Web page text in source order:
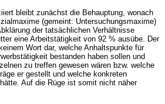
bleibt zunächst die Behauptung, wonach
(gemeint: Untersuchungsmaxime)
der tatsächlichen Verhältnisse
eine Arbeitstätigkeit von 92 % ausübe. Der
Wort dar, welche Anhaltspunkte für
bestanden haben sollen und
zu treffen gewesen wären bzw. welche
er gestellt und welche konkreten
Auf die Rüge ist somit nicht näher